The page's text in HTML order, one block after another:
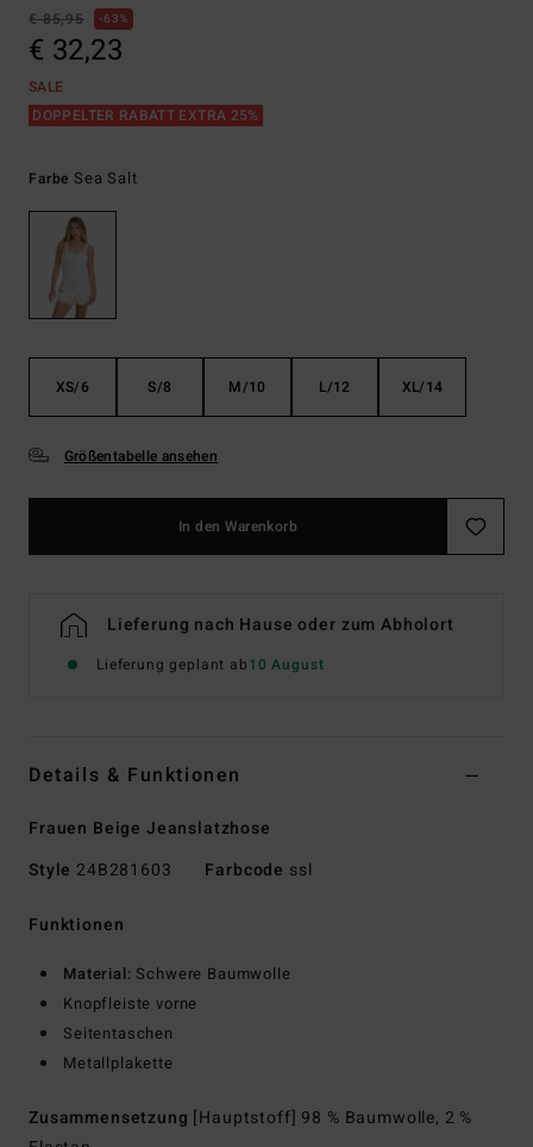
€ 85,95
63%
€ 32,23
SALE
DOPPELTER RABATT EXTRA 25%
Farbe Sea Salt
XS/6 S/8 M/10 L/12 XL/14
Größentabelle ansehen
In den Warenkorb
Lieferung nach Hause oder zum Abholort
Lieferung geplant ab10 August
Details & Funktionen
Frauen Beige Jeanslatzhose
Style 24B281603 Farbcode ssl
Funktionen
Material: Schwere Baumwolle
Knopfleiste vorne
Seitentaschen
Metallplakette
Zusammensetzung [Hauptstoff] 98 % Baumwolle, 2 %